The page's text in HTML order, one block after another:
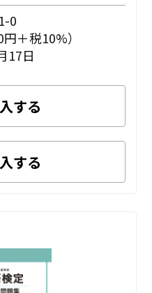
0
＋税10%）
17日
する
する